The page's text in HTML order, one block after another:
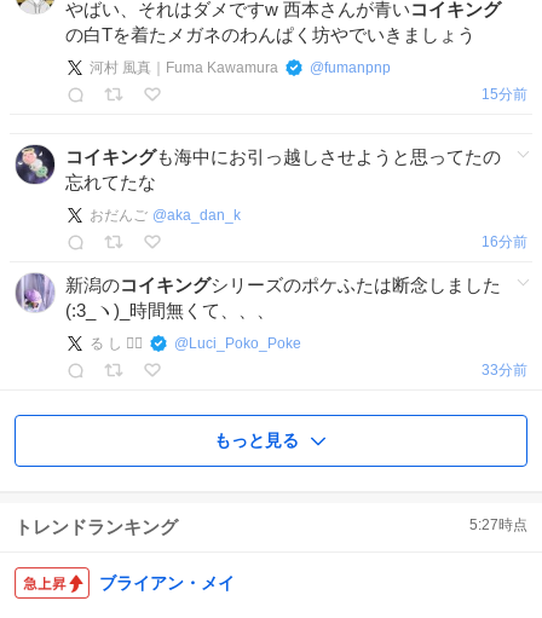
やばい、それはダメですw 西本さんが青いコイキング
の白Tを着たメガネのわんぱく坊やでいきましょう
河村 風真｜Fuma Kawamura @fumanpnp
15分前
コイキングも海中にお引っ越しさせようと思ってたの
忘れてたな
おだんご @aka_dan_k
16分前
新潟のコイキングシリーズのポケふたは断念しました
(:3_ヽ)_時間無くて、、、
る し ◓⃙⁣ @ Luci_Poko_Poke
33分前
もっと見る
トレンドランキング 5:27時点
ブライアン・メイ